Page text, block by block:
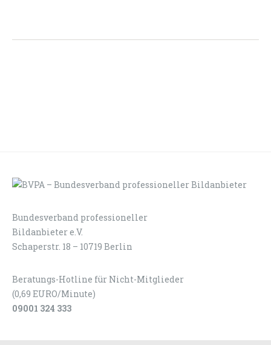
Bundesverband professioneller
Bildanbieter e.V.
Schaperstr. 18 – 10719 Berlin
Beratungs-Hotline für Nicht-Mitglieder
(0,69 EURO/Minute)
09001 324 333